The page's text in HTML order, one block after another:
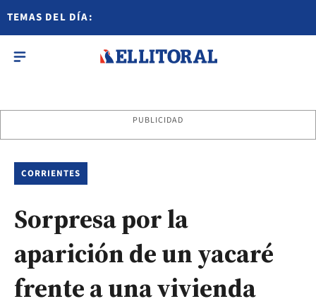
TEMAS DEL DÍA:
PUBLICIDAD
CORRIENTES
Sorpresa por la
aparición de un yacaré
frente a una vivienda